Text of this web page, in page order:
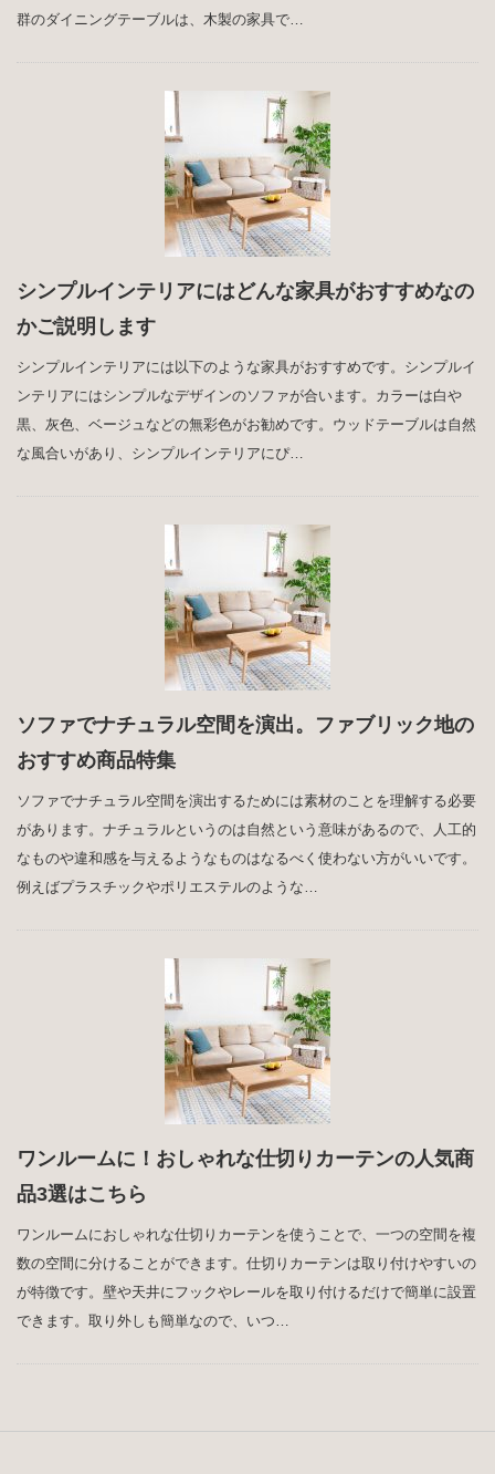
群のダイニングテーブルは、木製の家具で…
シンプルインテリアにはどんな家具がおすすめなの
かご説明します
シンプルインテリアには以下のような家具がおすすめです。シンプルイ
ンテリアにはシンプルなデザインのソファが合います。カラーは白や
黒、灰色、ベージュなどの無彩色がお勧めです。ウッドテーブルは自然
な風合いがあり、シンプルインテリアにぴ…
ソファでナチュラル空間を演出。ファブリック地の
おすすめ商品特集
ソファでナチュラル空間を演出するためには素材のことを理解する必要
があります。ナチュラルというのは自然という意味があるので、人工的
なものや違和感を与えるようなものはなるべく使わない方がいいです。
例えばプラスチックやポリエステルのような…
ワンルームに！おしゃれな仕切りカーテンの人気商
品3選はこちら
ワンルームにおしゃれな仕切りカーテンを使うことで、一つの空間を複
数の空間に分けることができます。仕切りカーテンは取り付けやすいの
が特徴です。壁や天井にフックやレールを取り付けるだけで簡単に設置
できます。取り外しも簡単なので、いつ…